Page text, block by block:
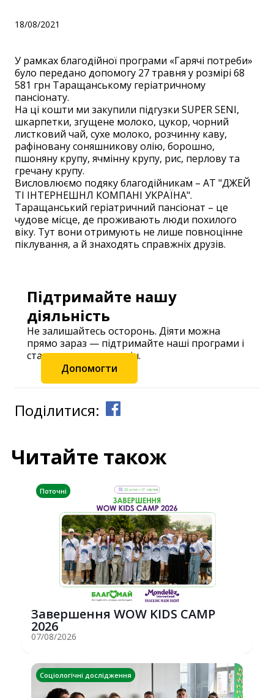
18/08/2021
У рамках благодійної програми «Гарячі потреби»
було передано допомогу 27 травня у розмірі 68
581 грн Таращанському геріатричному
пансіонату.
На ці кошти ми закупили підгузки SUPER SENI,
шкарпетки, згущене молоко, цукор, чорний
листковий чай, сухе молоко, розчинну каву,
рафіновану соняшникову олію, борошно,
пшоняну крупу, ячмінну крупу, рис, перлову та
гречану крупу.
Висловлюємо подяку благодійникам – АТ "ДЖЕЙ
ТI IНТЕРНЕШНЛ КОМПАНI УКРАЇНА".
Таращанський геріатричний пансіонат – це
чудове місце, де проживають люди похилого
віку. Тут вони отримують не лише повноцінне
піклування, а й знаходять справжніх друзів.
Підтримайте нашу
діяльність
Не залишайтесь осторонь. Діяти можна
прямо зараз — підтримайте наші програми і
станьте частиною змін.
Допомогти
Поділитися:
Читайте також
Поточні
Завершення WOW KIDS CAMP
2026
07/08/2026
Соціологічні дослідження